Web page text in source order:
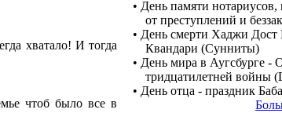
хватало! И тогда
чтоб было все в
• День памяти
от преступлений и
• День смерти Хаджи
Квандари (Сунниты)
• День мира в Аугсбурге -
тридцатилетней войны
• День отца - праздник